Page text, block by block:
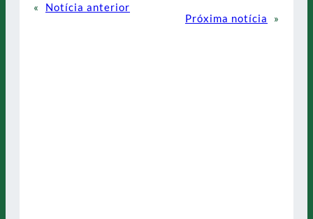
«
Notícia anterior
Próxima notícia
»